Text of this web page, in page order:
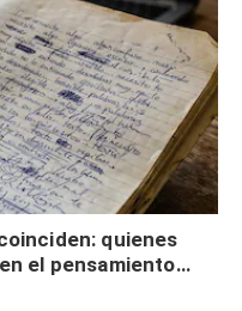
quienes
el pensamiento